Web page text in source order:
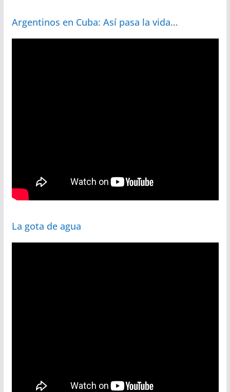
Argentinos en Cuba: Así pasa la vida…
La gota de agua